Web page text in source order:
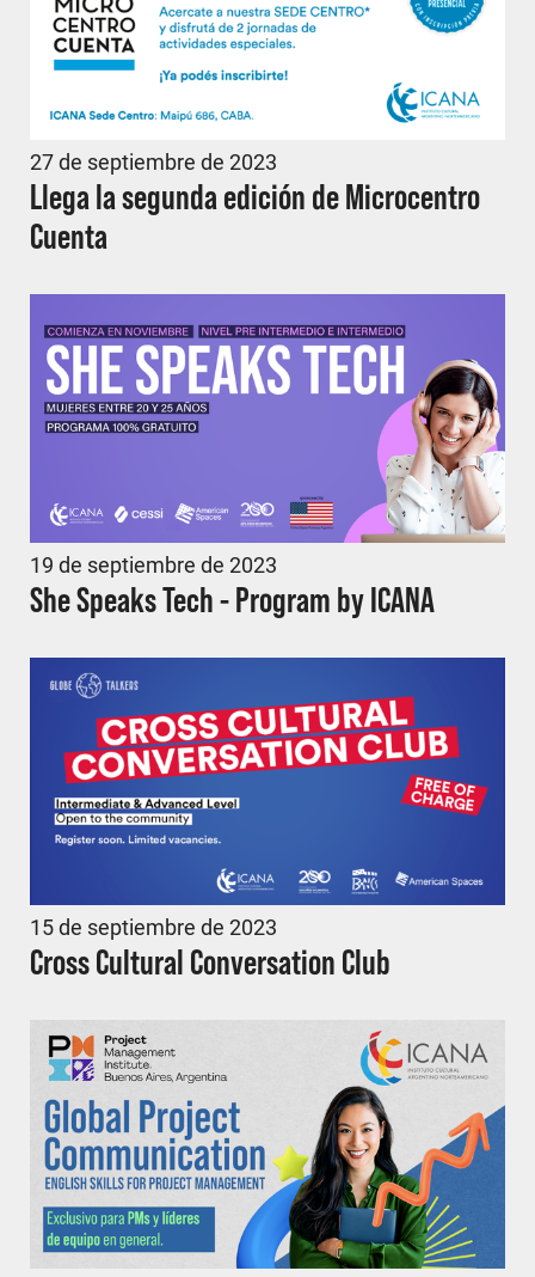
27 de septiembre de 2023
Llega la segunda edición de Microcentro
Cuenta
19 de septiembre de 2023
She Speaks Tech - Program by ICANA
15 de septiembre de 2023
Cross Cultural Conversation Club